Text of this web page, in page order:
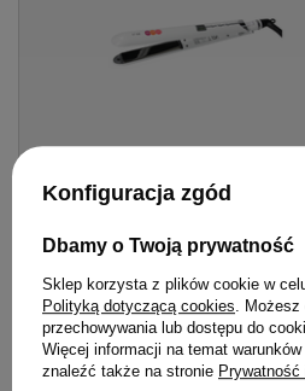
Prostownica N°101 Premium Fale
Koki
340,00 zł / szt.
340pktpunktów
Konfiguracja zgód
Dbamy o Twoją prywatność
Sklep korzysta z plików cookie w
Polityką dotyczącą cookies .
przechowywania lub dostępu do
Więcej informacji na temat
znaleźć także na stronie Prywatność